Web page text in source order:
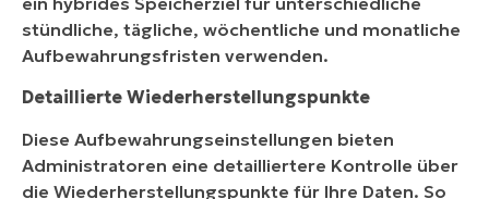
stündliche, tägliche, wöchentliche und monatliche
Aufbewahrungsfristen verwenden.
Detaillierte Wiederherstellungspunkte
Diese Aufbewahrungseinstellungen bieten
Administratoren eine detailliertere Kontrolle über
die Wiederherstellungspunkte für Ihre Daten. So